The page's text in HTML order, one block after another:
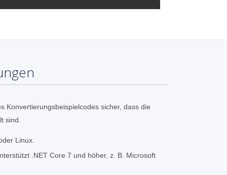
Konvertierungsbeispielcodes sicher, dass die
sind.
Linux.
.NET Core 7 und höher, z. B. Microsoft